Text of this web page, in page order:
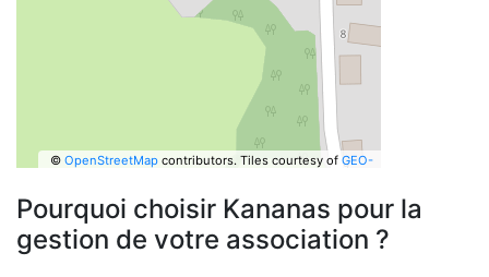
© OpenStreetMapcontributors. Tiles courtesy of GEO-
Pourquoi choisir Kananas pour la
gestion de votre association ?